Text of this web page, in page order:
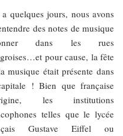
quelques jours, nous avons
des notes de musique
dans les rues
pour cause, la fête
musique était présente dans
! Bien que française
les institutions
telles que le lycée
Gustave Eiffel ou